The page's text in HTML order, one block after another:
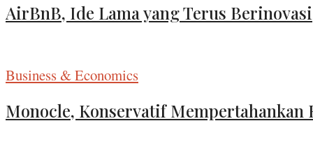
AirBnB, Ide Lama yang Terus Berinovasi
Business & Economics
Monocle, Konservatif Mempertahankan